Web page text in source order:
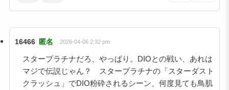
16466 匿名 2026-04-06 2:32 pm
スタープラチナだろ、やっぱり。DIOとの戦い、あれは
マジで伝説じゃん？ スタープラチナの「スターダスト
クラッシュ」でDIO粉砕されるシーン、何度見ても鳥肌